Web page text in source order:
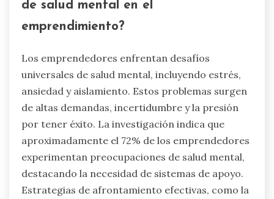
de salud mental en el
emprendimiento?
Los emprendedores enfrentan desafíos
universales de salud mental, incluyendo estrés,
ansiedad y aislamiento. Estos problemas surgen
de altas demandas, incertidumbre y la presión
por tener éxito. La investigación indica que
aproximadamente el 72% de los emprendedores
experimentan preocupaciones de salud mental,
destacando la necesidad de sistemas de apoyo.
Estrategias de afrontamiento efectivas, como la